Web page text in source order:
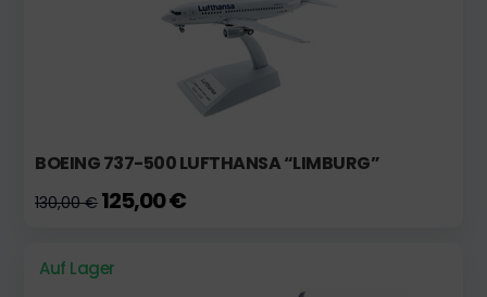
BOEING 737-500 LUFTHANSA “LIMBURG”
130,00 € 125,00 €
Auf Lager